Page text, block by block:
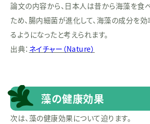
論文の内容から、日本人は昔から海藻を食
ため、腸内細菌が進化して、海藻の成分を効
るようになったと考えられます。
出典： ネイチャー（Nature）
藻の健康効果
次は、藻の健康効果について迫ります。